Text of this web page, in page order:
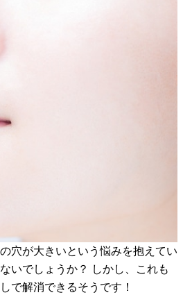
穴が大きいという悩みを抱えてい
いでしょうか？ しかし、これも
で解消できるそうです！